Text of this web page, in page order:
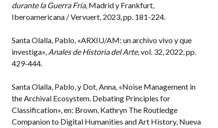
durante la Guerra Fría, Madrid y Frankfurt,
Iberoamericana / Vervuert, 2023, pp. 181-224.
Santa Olalla, Pablo, «ARXIU/AM: un archivo vivo y que
investiga», Anales de Historia del Arte, vol. 32, 2022, pp.
429-444.
Santa Olalla, Pablo, y Dot, Anna, «Noise Management in
the Archival Ecosystem. Debating Principles for
Classification», en: Brown, Kathryn The Routledge
Companion to Digital Humanities and Art History, Nueva